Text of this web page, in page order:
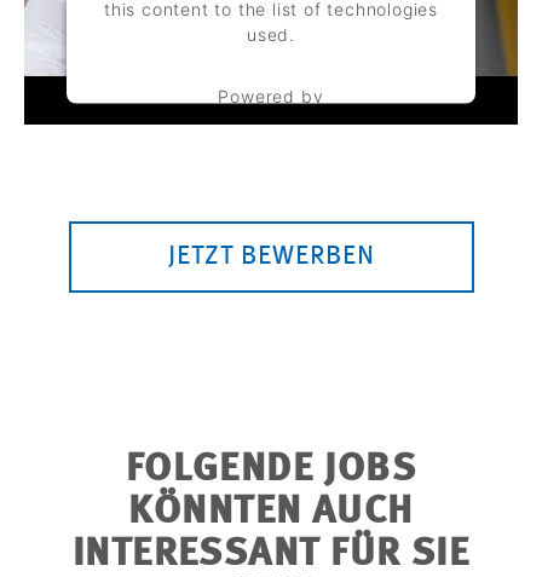
this content to the list of technologies
used.
Powered by
Usercentrics Consent Management
JETZT BEWERBEN
FOLGENDE JOBS
KÖNNTEN AUCH
INTERESSANT FÜR SIE